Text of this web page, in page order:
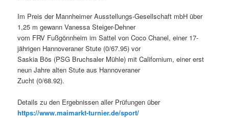
Im Preis der Mannheimer Ausstellungs-Gesellschaft mbH über
1,25 m gewann Vanessa Steiger-Dehner
vom FRV Fußgönnheim im Sattel von Coco Chanel, einer 17-
jährigen Hannoveraner Stute (0/67.95) vor
Saskia Bös (PSG Bruchsaler Mühle) mit Californium, einer erst
neun Jahre alten Stute aus Hannoveraner
Zucht (0/68.92).
Details zu den Ergebnissen aller Prüfungen über
https://www.maimarkt-turnier.de/sport/